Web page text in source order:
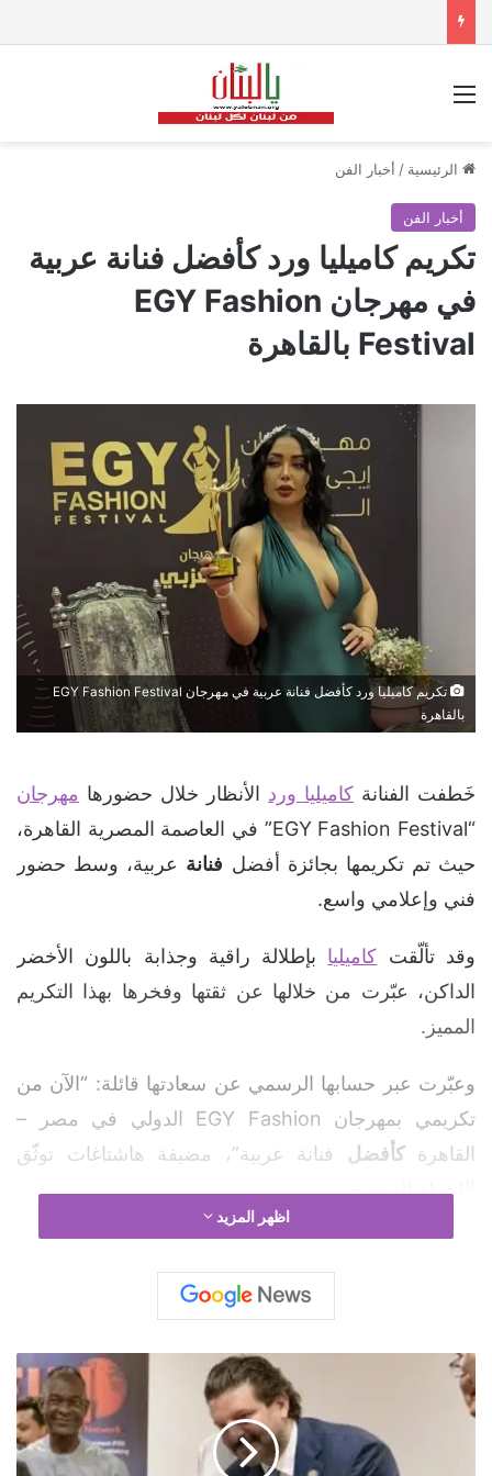
الرئيسية / أخبار الفن
أخبار الفن
تكريم كاميليا ورد كأفضل فنانة عربية
في مهرجان EGY Fashion
Festival بالقاهرة
تكريم كاميليا ورد كأفضل فنانة عربية في مهرجان EGY Fashion Festival
بالقاهرة
خَطفت الفنانة كاميليا ورد الأنظار خلال حضورها مهرجان
“EGY Fashion Festival” في العاصمة المصرية القاهرة،
حيث تم تكريمها بجائزة أفضل فنانة عربية، وسط حضور
فني وإعلامي واسع.
وقد تألّقت كاميليا بإطلالة راقية وجذابة باللون الأخضر
الداكن، عبّرت من خلالها عن ثقتها وفخرها بهذا التكريم
المميز.
وعبّرت عبر حسابها الرسمي عن سعادتها قائلة: “الآن من
تكريمي بمهرجان EGY Fashion الدولي في مصر –
القاهرةكأفضل فنانة عربية”، مضيفة هاشتاغات توثّق
اللحظة المميزة.
اظهر المزيد
📣
ف
ي